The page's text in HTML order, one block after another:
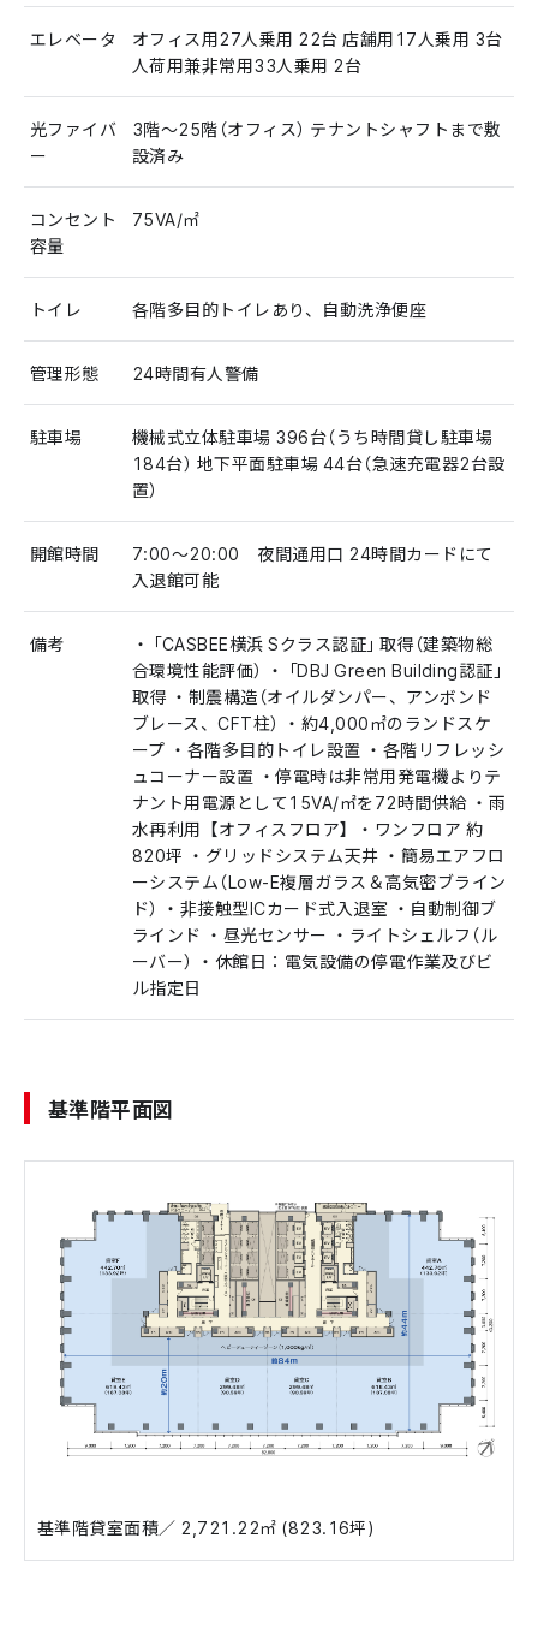
エレベータ
オフィス用27人乗用 22台 店舗用17人乗用 3台
人荷用兼非常用33人乗用 2台
光ファイバ
ー
3階～25階（オフィス） テナントシャフトまで敷
設済み
コンセント
容量
75VA/㎡
トイレ 各階多目的トイレあり、自動洗浄便座
管理形態 24時間有人警備
駐車場
機械式立体駐車場 396台（うち時間貸し駐車場
184台） 地下平面駐車場 44台（急速充電器2台設
置）
開館時間
7:00〜20:00 夜間通用口 24時間カードにて
入退館可能
備考
・「CASBEE横浜 Sクラス認証」取得（建築物総
合環境性能評価） ・「DBJ Green Building認証」
取得 ・制震構造（オイルダンパー、アンボンド
ブレース、CFT柱） ・約4,000㎡のランドスケ
ープ ・各階多目的トイレ設置 ・各階リフレッシ
ュコーナー設置 ・停電時は非常用発電機よりテ
ナント用電源として15VA/㎡を72時間供給 ・雨
水再利用 【オフィスフロア】 ・ワンフロア 約
820坪 ・グリッドシステム天井 ・簡易エアフロ
ーシステム（Low-E複層ガラス＆高気密ブライン
ド） ・非接触型ICカード式入退室 ・自動制御ブ
ラインド ・昼光センサー ・ライトシェルフ（ル
ーバー） ・休館日：電気設備の停電作業及びビ
ル指定日
基準階平面図
基準階貸室面積／ 2,721.22㎡ (823.16坪)